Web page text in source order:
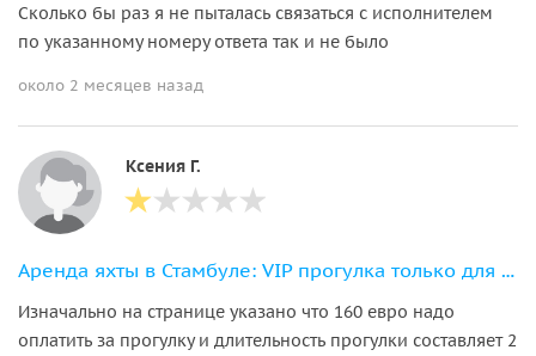
Сколько бы раз я не пыталась связаться с исполнителем
по указанному номеру ответа так и не было
около 2 месяцев назад
Ксения Г.
Аренда яхты в Стамбуле: VIP прогулка только для вашей компании
Изначально на странице указано что 160 евро надо
оплатить за прогулку и длительность прогулки составляет 2